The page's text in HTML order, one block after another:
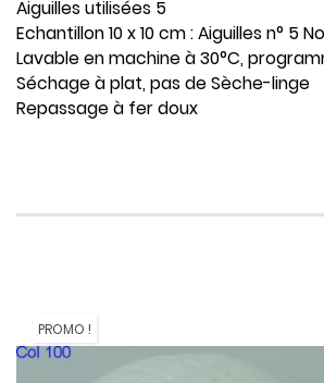
Aiguilles utilisées 5
Echantillon 10 x 10 cm : Aiguilles n° 5
Lavable en machine à 30°C,
Séchage à plat, pas de Sèche-linge
Repassage à fer doux
PROMO !